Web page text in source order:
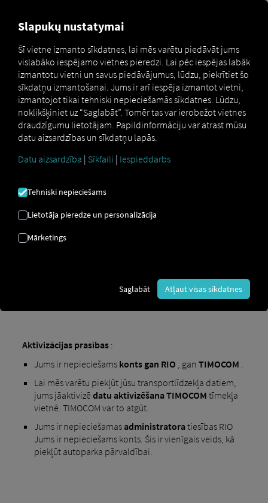
Marketplace Connectors Timocom Connect How to
TIMOCOM
IESĀCĒJU
APMĀCĪBA
Soli pa solim instrukcijas, kā aprīkot
savus transportlīdzekļus ar RIO lai
Aktivizācijas prasības:
Jums ir nepieciešams konts gan RIO , gan TIMOCOM .
Lai mēs varētu piekļūt jūsu transportlīdzekļa datiem,
jums jāaktivizē datu aktivizēšana TIMOCOM tīmekļa
vietnē. TIMOCOM var to atgūt.
Jums ir nepieciešamasadministratoratiesības RIO
Jums ir nepieciešams konts. Šis ir vienīgais veids, kā
piekļūt autoparka pārvaldībai.
Slapukų nustatymai
Šī vietne izmanto sīkdatnes, lai mēs varētu piedāvāt jums
vislabāko iespējamo vietnes pieredzi. Lai pēc iespējas labāk
izmantotu vietni un savus piedāvājumus, lūdzu, piekrītiet šo
sīkdatņu izmantošanai. Jums ir arī iespēja izmantot vietni,
izmantojot tikai tehniski nepieciešamās sīkdatnes. Lūdzu,
noklikšķiniet uz “Saglabāt”. Tomēr tas var ierobežot vietnes
draudzīgumu lietotājam. Papildinformāciju var atrast mūsu
datu aizsardzības un sīkdatņu lapās.
Datu aizsardzība | Sīkfaili | Iespieddarbs
Tehniski nepieciešams
Lietotāja pieredze un personalizācija
Mārketings
Saglabāt Atļaut visas sīkdatnes